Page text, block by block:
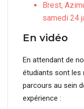
Brest,
samedi 24
En vidéo
En attendant de
étudiants sont les
parcours au sein
expérience :